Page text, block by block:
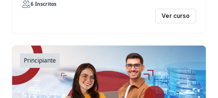
6 Inscritos
Ver curso
Principiante